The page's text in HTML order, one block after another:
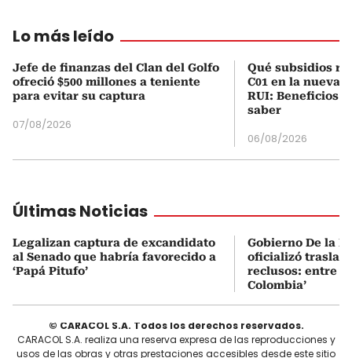
Lo más leído
Jefe de finanzas del Clan del Golfo
ofreció $500 millones a teniente
para evitar su captura
07/08/2026
Qué subsidios
C01 en la nueva
RUI: Beneficios
saber
06/08/2026
Últimas Noticias
Legalizan captura de excandidato
al Senado que habría favorecido a
‘Papá Pitufo’
Gobierno De la
oficializó
reclusos: entre
Colombia’
© CARACOL S.A. Todos los derechos reservados.
CARACOL S.A. realiza una reserva expresa de las reproducciones y
usos de las obras y otras prestaciones accesibles desde este sitio